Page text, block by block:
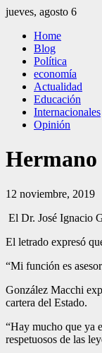
Saltar
contenido
jueves, agosto 6
El Independiente
El independiente
Home
Blog
Política
economía
Actualidad
Educación
Internacionales
Opinión
Hermano
12 noviembre, 2019
El Dr. José Igna­cio
El letrado expresó
“Mi función es
González Macchi
cartera del Estado.
“Hay mucho que ya
respetuo­sos de las